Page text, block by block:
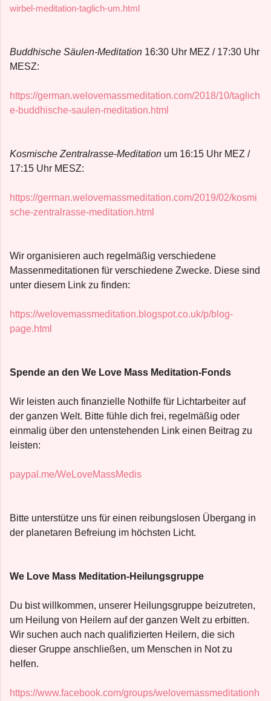
wirbel-meditation-taglich-um.html
Buddhische Säulen-Meditation 16:30 Uhr MEZ / 17:30 Uhr
MESZ:
https://german.welovemassmeditation.com/2018/10/taglich
e-buddhische-saulen-meditation.html
Kosmische Zentralrasse-Meditation um 16:15 Uhr MEZ /
17:15 Uhr MESZ:
https://german.welovemassmeditation.com/2019/02/kosmi
sche-zentralrasse-meditation.html
Wir organisieren auch regelmäßig verschiedene
Massenmeditationen für verschiedene Zwecke. Diese sind
unter diesem Link zu finden:
https://welovemassmeditation.blogspot.co.uk/p/blog-
page.html
Spende an den We Love Mass Meditation-Fonds
Wir leisten auch finanzielle Nothilfe für Lichtarbeiter auf
der ganzen Welt. Bitte fühle dich frei, regelmäßig oder
einmalig über den untenstehenden Link einen Beitrag zu
leisten:
paypal.me/WeLoveMassMedis
Bitte unterstütze uns für einen reibungslosen Übergang in
der planetaren Befreiung im höchsten Licht.
We Love Mass Meditation-Heilungsgruppe
Du bist willkommen, unserer Heilungsgruppe beizutreten,
um Heilung von Heilern auf der ganzen Welt zu erbitten.
Wir suchen auch nach qualifizierten Heilern, die sich
dieser Gruppe anschließen, um Menschen in Not zu
helfen.
https://www.facebook.com/groups/welovemassmeditationh